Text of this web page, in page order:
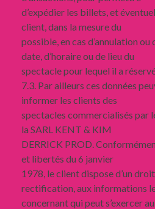
d’expédier les billets, et
client, dans la mesure du
possible, en cas d’annulation
date, d’horaire ou de lieu du
spectacle pour lequel il a
7.3. Par ailleurs ces données
informer les clients des
spectacles commercialisés par
la SARL KENT & KIM
DERRICK PROD.
et libertés du 6 janvier
1978, le client dispose d’un
rectification, aux informations
concernant qui peut s’exercer